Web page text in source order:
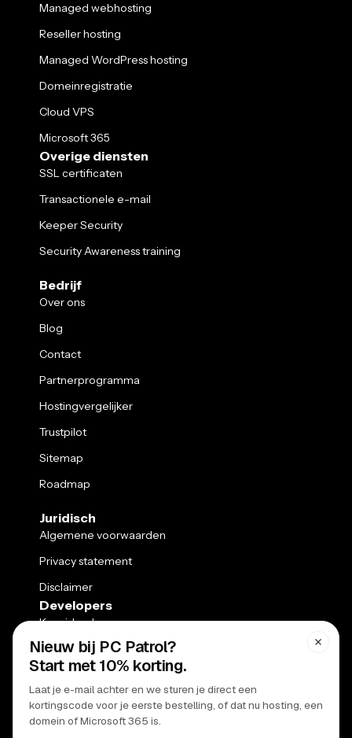
Managed webhosting
Reseller hosting
Managed WordPress hosting
Domeinregistratie
Cloud VPS
Microsoft 365
Overige diensten
SSL certificaten
Transactionele e-mail
Keeper Security
Security Awareness training
Bedrijf
Over ons
Blog
Contact
Partnerprogramma
Hostingvergelijker
Trustpilot
Sitemap
Roadmap
Juridisch
Algemene voorwaarden
Privacy statement
Disclaimer
Developers
Kennisbank
API
Ondersteuning
Webmail
Status pagina